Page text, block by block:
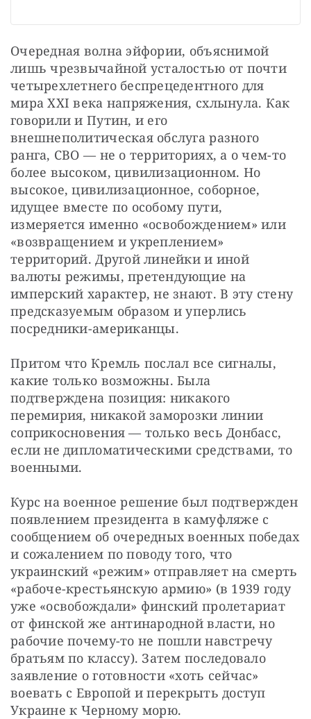
Очередная волна эйфории, объяснимой
лишь чрезвычайной усталостью от почти
четырехлетнего беспрецедентного для
мира XXI века напряжения, схлынула. Как
говорили и Путин, и его
внешнеполитическая обслуга разного
ранга, СВО — не о территориях, а о чем-то
более высоком, цивилизационном. Но
высокое, цивилизационное, соборное,
идущее вместе по особому пути,
измеряется именно «освобождением» или
«возвращением и укреплением»
территорий. Другой линейки и иной
валюты режимы, претендующие на
имперский характер, не знают. В эту стену
предсказуемым образом и уперлись
посредники-американцы.
Притом что Кремль послал все сигналы,
какие только возможны. Была
подтверждена позиция: никакого
перемирия, никакой заморозки линии
соприкосновения — только весь Донбасс,
если не дипломатическими средствами, то
военными.
Курс на военное решение был подтвержден
появлением президента в камуфляже с
сообщением об очередных военных победах
и сожалением по поводу того, что
украинский «режим» отправляет на смерть
«рабоче-крестьянскую армию» (в 1939 году
уже «освобождали» финский пролетариат
от финской же антинародной власти, но
рабочие почему-то не пошли навстречу
братьям по классу). Затем последовало
заявление о готовности «хоть сейчас»
воевать с Европой и перекрыть доступ
Украине к Черному морю.